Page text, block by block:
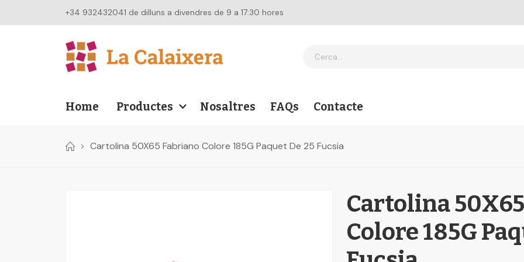
+34 932432041 de dilluns a divendres de 9 a 17:30 hores
Home Productes Nosaltres FAQs Contacte
Cartolina 50X65 Fabriano Colore 185G Paquet De 25 Fucsia
Cartolina
Colore 185G